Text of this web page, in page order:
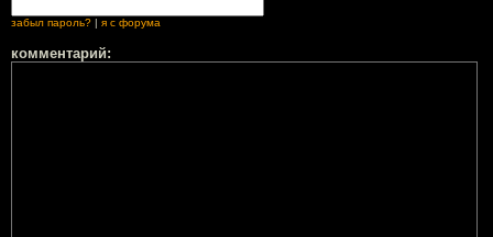
забыл пароль? | я с форума
комментарий: